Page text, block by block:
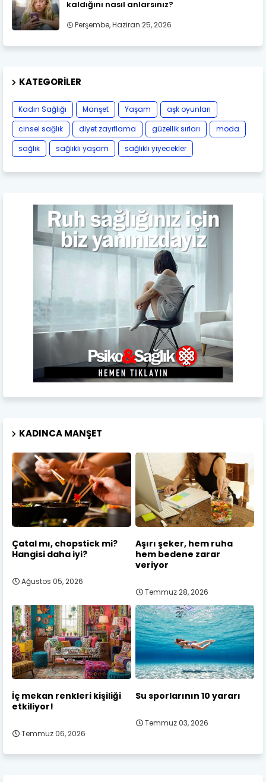
kaldığını nasıl anlarsınız?
Perşembe, Haziran 25, 2026
KATEGORILER
Kadın Sağlığı Manşet Yaşam
aşk oyunları
cinsel sağlık
diyet zayıflama güzellik sırları
moda
sağlık
sağlıklı yaşam sağlıklı yiyecekler
KADINCA MANŞET
Çatal mı, chopstick mi?
Hangisi daha iyi?
Ağustos 05, 2026
Aşırı şeker, hem ruha
hem bedene zarar
veriyor
Temmuz 28, 2026
İç mekan renkleri kişiliği
etkiliyor!
Temmuz 06, 2026
Su sporlarının 10 yararı
Temmuz 03, 2026